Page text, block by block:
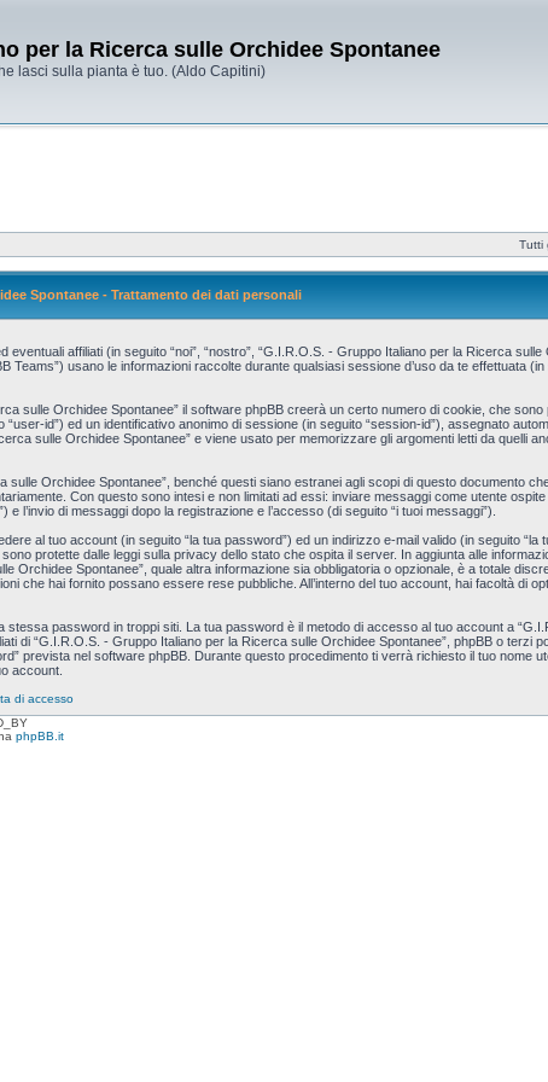
per la Ricerca sulle Orchidee Spontanee
lasci sulla pianta è tuo. (Aldo Capitini)
Tutti
Spontanee - Trattamento dei dati personali
affiliati (in seguito “noi”, “nostro”, “G.I.R.O.S. - Gruppo Italiano per la Ricerca sulle
Teams”) usano le informazioni raccolte durante qualsiasi sessione d’uso da te effettuata (in
sulle Orchidee Spontanee” il software phpBB creerà un certo numero di cookie, che sono
id”) ed un identificativo anonimo di sessione (in seguito “session-id”), assegnato
sulle Orchidee Spontanee” e viene usato per memorizzare gli argomenti letti da quelli
Orchidee Spontanee”, benché questi siano estranei agli scopi di questo documento
Con questo sono intesi e non limitati ad essi: inviare messaggi come utente
l’invio di messaggi dopo la registrazione e l’accesso (di seguito “i tuoi messaggi”).
al tuo account (in seguito “la tua password”) ed un indirizzo e-mail valido (in seguito “la
protette dalle leggi sulla privacy dello stato che ospita il server. In aggiunta alle
Spontanee”, quale altra informazione sia obbligatoria o opzionale, è a totale
che hai fornito possano essere rese pubbliche. All’interno del tuo account, hai facoltà di
password in troppi siti. La tua password è il metodo di accesso al tuo account a
di “G.I.R.O.S. - Gruppo Italiano per la Ricerca sulle Orchidee Spontanee”, phpBB o terzi
prevista nel software phpBB. Durante questo procedimento ti verrà richiesto il tuo nome
account.
di accesso
phpBB.it